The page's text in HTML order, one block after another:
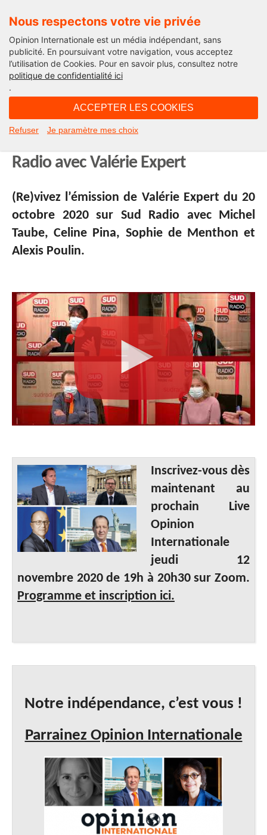
Nous respectons votre vie privée
Opinion Internationale est un média indépendant, sans
publicité. En poursuivant votre navigation, vous acceptez
l’utilisation de Cookies. Pour en savoir plus, consultez notre
politique de confidentialité ici
.
ACCEPTER LES COOKIES
Refuser Je paramètre mes choix
Edito
Assassinat de Samuel Paty… Et
Radio avec Valérie Expert
(Re)vivez l’émission de Valérie Expert du 20
octobre 2020 sur Sud Radio avec Michel
Taube, Celine Pina, Sophie de Menthon et
Alexis Poulin.
Inscrivez-vous dès
maintenant au
prochain Live
Opinion
Internationale
jeudi 12
novembre 2020 de 19h à 20h30 sur Zoom.
Programme et inscription ici.
Notre indépendance, c’est vous !
Parrainez Opinion Internationale